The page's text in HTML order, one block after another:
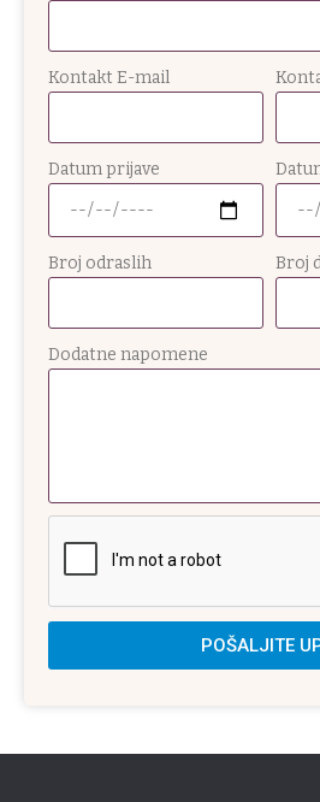
Kontakt E-mail
Datum prijave
Broj odraslih Broj
Dodatne napomene
POŠALJITE